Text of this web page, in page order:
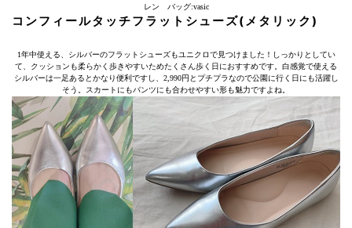
レン バッグ:vasic
コンフィールタッチフラットシューズ(メタリック)
1年中使える、シルバーのフラットシューズもユニクロで見つけました！しっかりとしてい
て、クッションも柔らかく歩きやすいためたくさん歩く日におすすめです。白感覚で使える
シルバーは一足あるとかなり便利ですし、2,990円とプチプラなので公園に行く日にも活躍し
そう。スカートにもパンツにも合わせやすい形も魅力ですよね。